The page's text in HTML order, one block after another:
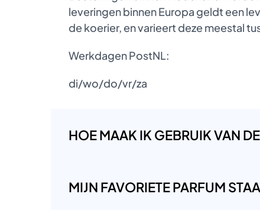
leveringen binnen Europa geldt een
de koerier, en varieert deze meestal
Werkdagen PostNL:
di/wo/do/vr/za
HOE MAAK IK GEBRUIK VAN
MIJN FAVORIETE PARFUM